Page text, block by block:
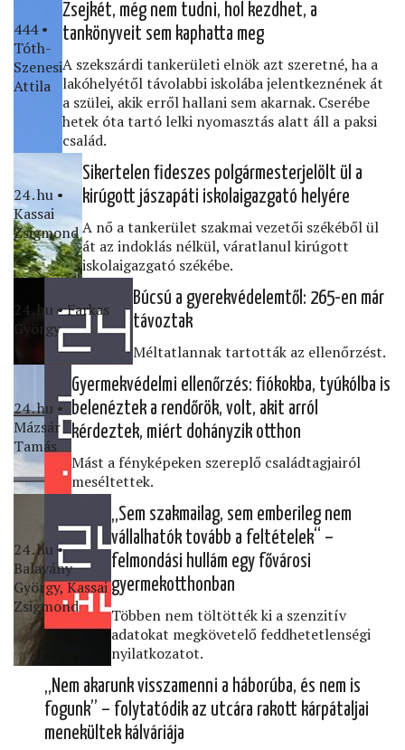
444 •
Tóth-
Szenesi
Attila
Zsejkét, még nem tudni, hol kezdhet, a
tankönyveit sem kaphatta meg
A szekszárdi tankerületi elnök azt szeretné, ha a
lakóhelyétől távolabbi iskolába jelentkeznének át
a szülei, akik erről hallani sem akarnak. Cserébe
hetek óta tartó lelki nyomasztás alatt áll a paksi
család.
24․hu •
Kassai
Zsigmond
Sikertelen ﬁdeszes polgármesterjelölt ül a
kirúgott jászapáti iskolaigazgató helyére
A nő a tankerület szakmai vezetői székéből ül
át az indoklás nélkül, váratlanul kirúgott
iskolaigazgató székébe.
24․hu • Farkas
György
Búcsú a gyerekvédelemtől: 265-en már
távoztak
Méltatlannak tartották az ellenőrzést.
24․hu •
Mázsár
Tamás
Gyermekvédelmi ellenőrzés: ﬁókokba, tyúkólba is
belenéztek a rendőrök, volt, akit arról
kérdeztek, miért dohányzik otthon
Mást a fényképeken szereplő családtagjairól
meséltettek.
24․hu •
Balavány
György, Kassai
Zsigmond
„Sem szakmailag, sem emberileg nem
vállalhatók tovább a feltételek“ –
felmondási hullám egy fővárosi
gyermekotthonban
Többen nem töltötték ki a szenzitív
adatokat megkövetelő feddhetetlenségi
nyilatkozatot.
„Nem akarunk visszamenni a háborúba, és nem is
fogunk” – folytatódik az utcára rakott kárpátaljai
menekültek kálváriája